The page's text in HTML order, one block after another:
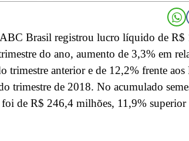
Brasil registrou lucro líquido de R$
do ano, aumento de 3,3% em
trimestre anterior e de 12,2% frente
trimestre de 2018. No acumulado
de R$ 246,4 milhões, 11,9% superior